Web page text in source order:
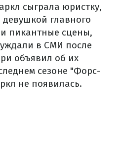
сыграла юристку,
девушкой главного
пикантные сцены,
в СМИ после
объявил об их
сезоне "Форс-
не появилась.